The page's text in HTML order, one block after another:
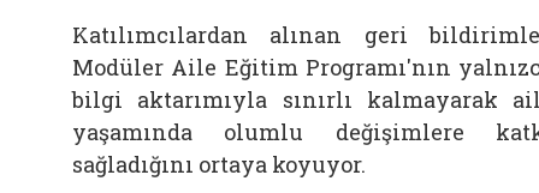
Katılımcılardan alınan geri
Modüler Aile Eğitim Programı'nın
bilgi aktarımıyla sınırlı kalmayarak
yaşamında olumlu değişimlere
sağladığını ortaya koyuyor.